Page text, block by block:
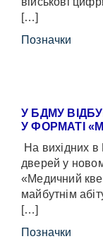
[…]
Позначки
У БДМУ
У ФОРМАТІ
На вихідних
дверей у
«Медичний
майбутнім
[…]
Позначки